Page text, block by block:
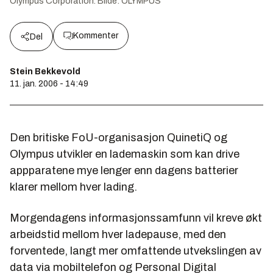
Del Kommenter
Stein Bekkevold
11. jan. 2006 - 14:49
Den britiske FoU-organisasjon QuinetiQ og
Olympus utvikler en lademaskin som kan drive
appparatene mye lenger enn dagens batterier
klarer mellom hver lading.
Morgendagens informasjonssamfunn vil kreve økt
arbeidstid mellom hver ladepause, med den
forventede, langt mer omfattende utvekslingen av
data via mobiltelefon og Personal Digital